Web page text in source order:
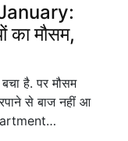
का मौसम,
है. पर मौसम
से बाज नहीं आ